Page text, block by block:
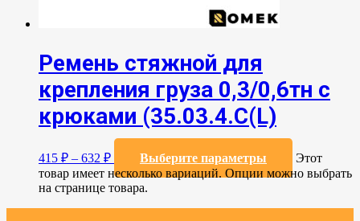
Ремень стяжной для
крепления груза 0,3/0,6тн с
крюками (35.03.4.C(L)
415 ₽ – 632 ₽ Выберите параметры
Этот
товар имеет несколько вариаций. Опции можно выбрать
на странице товара.